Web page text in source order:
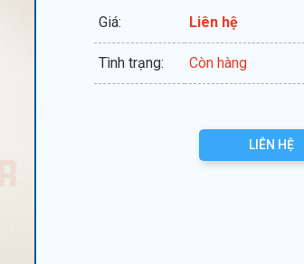
Giá: Liên hệ
Tình trạng: Còn hàng
LIÊN HỆ